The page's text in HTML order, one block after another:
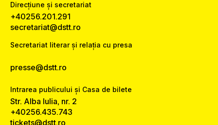
Direcțiune și secretariat
+40256.201.291
secretariat@dstt.ro
Secretariat literar și relația cu presa
presse@dstt.ro
Intrarea publicului și Casa de bilete
Str. Alba Iulia, nr. 2
+40256.435.743
tickets@dstt.ro